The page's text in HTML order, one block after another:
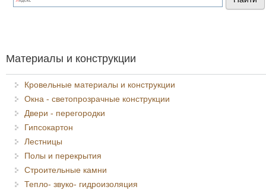
Материалы и конструкции
Кровельные материалы и конструкции
Окна - светопрозрачные конструкции
Двери - перегородки
Гипсокартон
Лестницы
Полы и перекрытия
Строительные камни
Тепло- звуко- гидроизоляция